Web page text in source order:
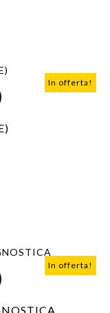
In offerta!
In offerta!